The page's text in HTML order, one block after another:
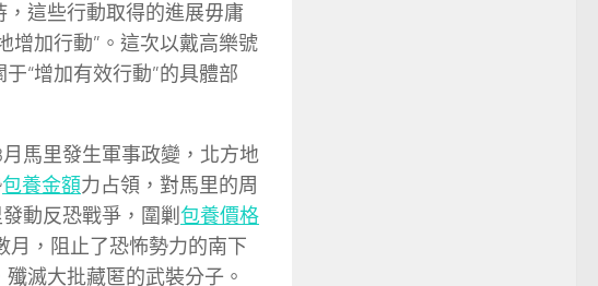
這些行動取得的進展毋庸
增加行動”。這次以戴高樂號
“增加有效行動”的具體部
馬里發生軍事政變，北方地
包養金額力占領，對馬里的周
動反恐戰爭，圍剿包養價格
月，阻止了恐怖勢力的南下
滅大批藏匿的武裝分子。